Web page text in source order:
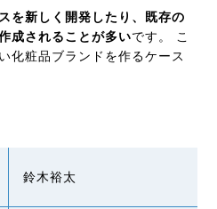
を新しく開発したり、既存の
成されることが多いです。 こ
化粧品ブランドを作るケース
鈴木裕太